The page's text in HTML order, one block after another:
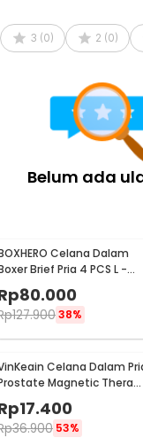
3 (0) 2 (0)
Belum ada
Celana Dalam
Brief Pria 4 PCS L -
MU001580.000
127.90038%
Celana Dalam
Magnetic Therapy
17.400
36.900 53%